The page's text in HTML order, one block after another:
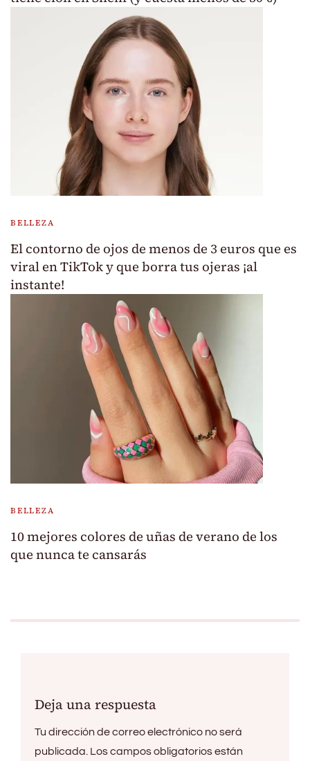
BELLEZA
El contorno de ojos de menos de 3 euros que es
viral en TikTok y que borra tus ojeras ¡al
instante!
BELLEZA
10 mejores colores de uñas de verano de los
que nunca te cansarás
Deja una respuesta
Tu dirección de correo electrónico no será
publicada. Los campos obligatorios están